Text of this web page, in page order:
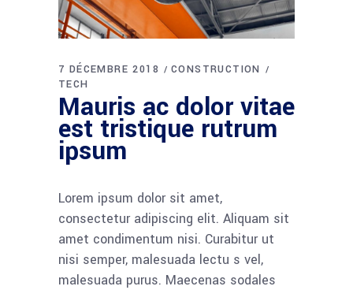
7 DÉCEMBRE 2018
CONSTRUCTION
TECH
Mauris ac dolor vitae
est tristique rutrum
ipsum
Lorem ipsum dolor sit amet,
consectetur adipiscing elit. Aliquam sit
amet condimentum nisi. Curabitur ut
nisi semper, malesuada lectu s vel,
malesuada purus. Maecenas sodales